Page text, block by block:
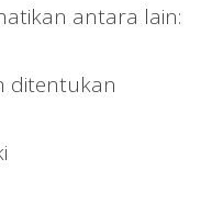
antara lain:
ditentukan